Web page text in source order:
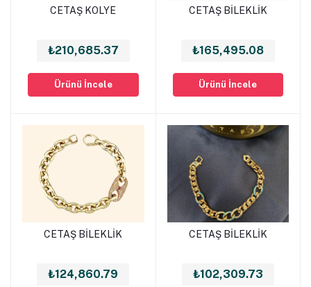
Sepete Ekle
CETAŞ KOLYE
₺210,685.37
Ürünü İncele
Sepete Ekle
CETAŞ BİLEKLİK
₺165,495.08
Ürünü İncele
Sepete Ekle
CETAŞ BİLEKLİK
₺124,860.79
Sepete Ekle
CETAŞ BİLEKLİK
₺102,309.73